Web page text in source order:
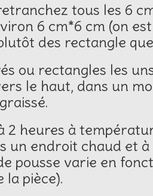
tous les 6
6 cm*6 cm (on
des rectangle
ou rectangles les
le haut, dans un
2 heures à
un endroit chaud et à
pousse varie en
pièce).